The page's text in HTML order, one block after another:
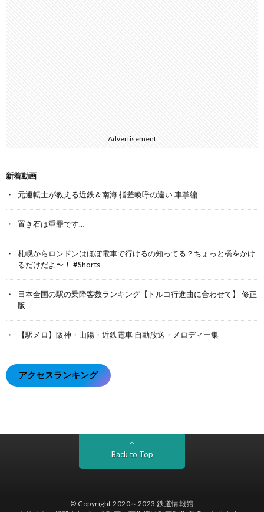
Advertisement
新着動画
元運転士が教える近鉄＆南海 指差喚呼の違い 車掌編
置き石は重罪です…
札幌からロンドンはほぼ電車で行けるの知ってる？ちょっと橋をかけ
るだけだよ〜！ #Shorts
日本全国の駅の乗降客数ランキング【トルコ行進曲に合わせて】 修正
版
【駅メロ】阪神・山陽・近鉄電車 自動放送・メロディー集
アクセスランキング
Back to Top
© Copyright 2020～2023鉄道情報館